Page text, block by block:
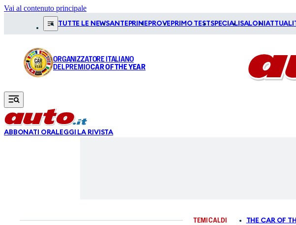
Vai al contenuto principale
TUTTE LE NEWSANTEPRIME PROVE PRIMO TESTSPECIALI SALONI
ORGANIZZATORE ITALIANO
DEL PREMIOCAR OF THE YEAR
ABBONATI ORALEGGI LA RIVISTA
TEMI CALDI THE CAR OF